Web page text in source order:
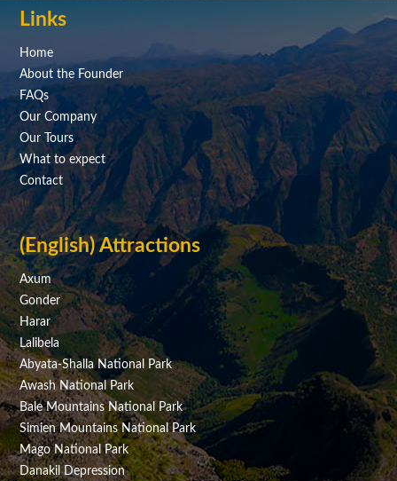
Links
Home
About the Founder
FAQs
Our Company
Our Tours
What to expect
Contact
(English) Attractions
Axum
Gonder
Harar
Lalibela
Abyata-Shalla National Park
Awash National Park
Bale Mountains National Park
Simien Mountains National Park
Mago National Park
Danakil Depression